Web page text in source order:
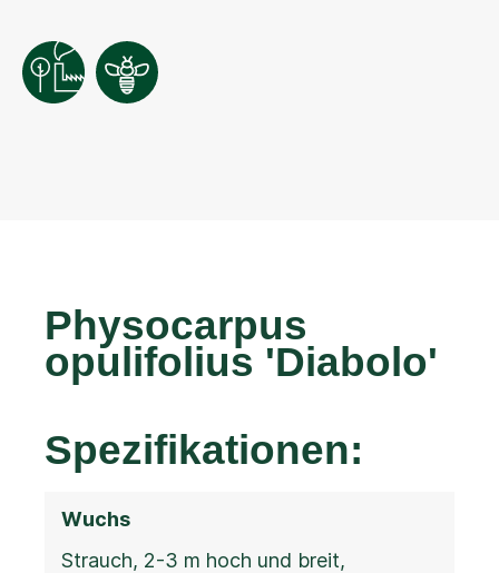
Physocarpus
opulifolius 'Diabolo'
Spezifikationen:
Wuchs
Strauch, 2-3 m hoch und breit,